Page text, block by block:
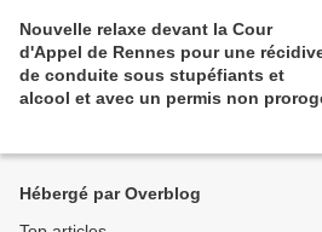
Nouvelle relaxe devant la Cour
d'Appel de Rennes pour une
de conduite sous stupéfiants et
alcool et avec un permis non
Hébergé par Overblog